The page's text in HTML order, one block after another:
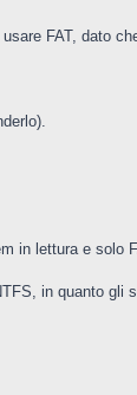
FAT, dato
in lettura e solo
in quanto